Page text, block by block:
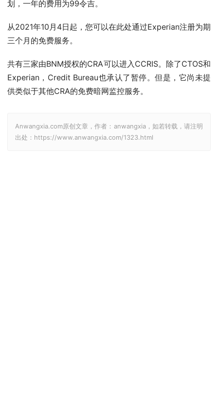
划，一年的费用为99令吉。
从2021年10月4日起，您可以在此处通过Experian注册为期
三个月的免费服务。
共有三家由BNM授权的CRA可以进入CCRIS。除了CTOS和
Experian，Credit Bureau也承认了暂停。但是，它尚未提
供类似于其他CRA的免费暗网监控服务。
Anwangxia.com原创文章，作者：anwangxia，如若转载，请注明
出处：https://www.anwangxia.com/1323.html